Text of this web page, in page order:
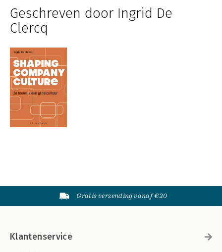
Geschreven door Ingrid De
Clercq
Gratis verzending vanaf €20
Klantenservice